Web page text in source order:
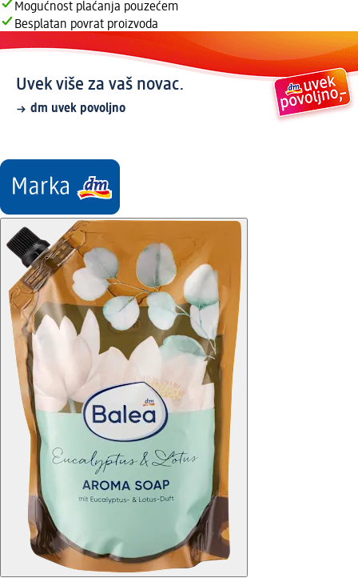
Mogućnost plaćanja pouzećem
Besplatan povrat proizvoda
Uvek više za vaš novac.
dm uvek povoljno